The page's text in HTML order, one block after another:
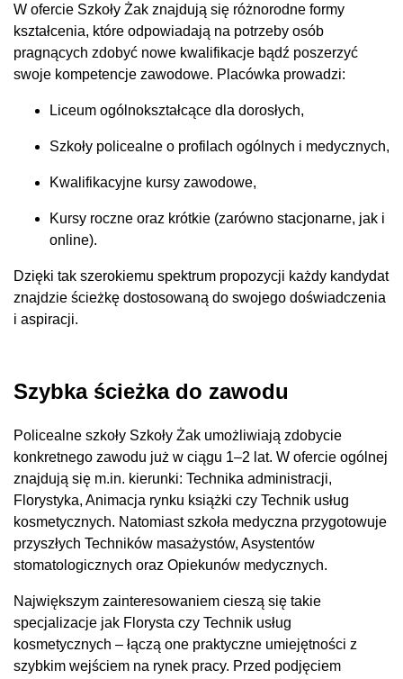
W ofercie Szkoły Żak znajdują się różnorodne formy
kształcenia, które odpowiadają na potrzeby osób
pragnących zdobyć nowe kwalifikacje bądź poszerzyć
swoje kompetencje zawodowe. Placówka prowadzi:
Liceum ogólnokształcące dla dorosłych,
Szkoły policealne o profilach ogólnych i medycznych,
Kwalifikacyjne kursy zawodowe,
Kursy roczne oraz krótkie (zarówno stacjonarne, jak i
online).
Dzięki tak szerokiemu spektrum propozycji każdy kandydat
znajdzie ścieżkę dostosowaną do swojego doświadczenia
i aspiracji.
Szybka ścieżka do zawodu
Policealne szkoły Szkoły Żak umożliwiają zdobycie
konkretnego zawodu już w ciągu 1–2 lat. W ofercie ogólnej
znajdują się m.in. kierunki: Technika administracji,
Florystyka, Animacja rynku książki czy Technik usług
kosmetycznych. Natomiast szkoła medyczna przygotowuje
przyszłych Techników masażystów, Asystentów
stomatologicznych oraz Opiekunów medycznych.
Największym zainteresowaniem cieszą się takie
specjalizacje jak Florysta czy Technik usług
kosmetycznych – łączą one praktyczne umiejętności z
szybkim wejściem na rynek pracy. Przed podjęciem